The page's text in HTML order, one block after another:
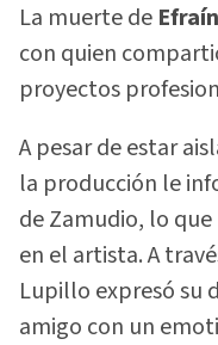
La muerte de
con quien
proyectos
A pesar de estar
la producción le
de Zamudio, lo
en el artista. A
Lupillo expresó su
amigo con un